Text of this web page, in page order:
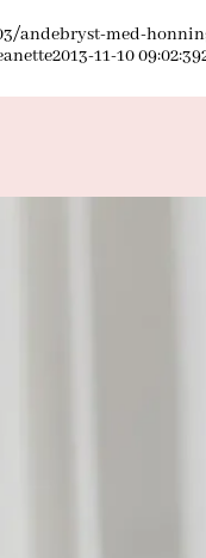
med-
2013-11-10 09:02:39